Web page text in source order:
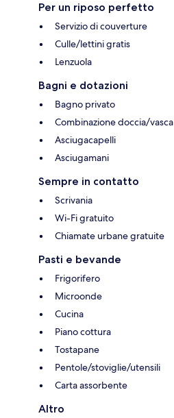
Per un riposo perfetto
Servizio di couverture
Culle/lettini gratis
Lenzuola
Bagni e dotazioni
Bagno privato
Combinazione doccia/vasca
Asciugacapelli
Asciugamani
Sempre in contatto
Scrivania
Wi-Fi gratuito
Chiamate urbane gratuite
Pasti e bevande
Frigorifero
Microonde
Cucina
Piano cottura
Tostapane
Pentole/stoviglie/utensili
Carta assorbente
Altro